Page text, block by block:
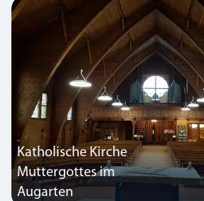
Lagerfläche reichte für die heutigen
aus. 667 St Wannenleuchten 2 / 58 W
LED 189W und 41 St. Solow LED 252W ersetzt.
Katholische Kirche
Muttergottes im
Augarten